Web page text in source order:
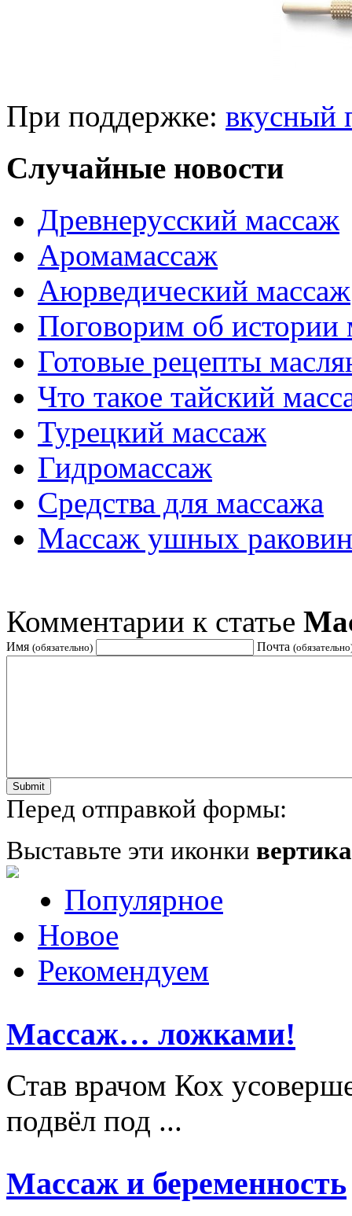
При поддержке: вкусный
Случайные новости
Древнерусский массаж
Аромамассаж
Аюрведический массаж
Поговорим об истории
Готовые рецепты
Что такое тайский
Турецкий массаж
Гидромассаж
Средства для массажа
Массаж ушных раковин
Комментарии к статье
Имя (обязательно) Почта
Перед отправкой формы:
Выставьте эти иконки
Популярное
Новое
Рекомендуем
Массаж… ложками!
Став врачом Кох
подвёл под ...
Массаж и беременность